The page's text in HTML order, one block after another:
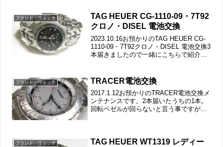
三つ折れバックル。微調整位置をチェ
ッ...
ブランド・ウォッチ
TAG HEUER CG-1110-09・7T92
クロノ・DISEL 電池交換
2023.10.16お預かりのTAG HEUER CG-
1110-09・7T92クロノ・DISEL 電池交換3
本届きましたので一緒にこちらで紹介で
ク。微調整位置をチェック...
ブランド・ウォッチ TRACER電池交換
2017.1.12お預かりのTRACER電池交換メ
ンテナンスです。2本届いたうちの1本。
回転ベゼルが回らないと言う事ですが、
位置をチ...
ブランド・ウォッチ
TAG HEUER WT1319 レディー